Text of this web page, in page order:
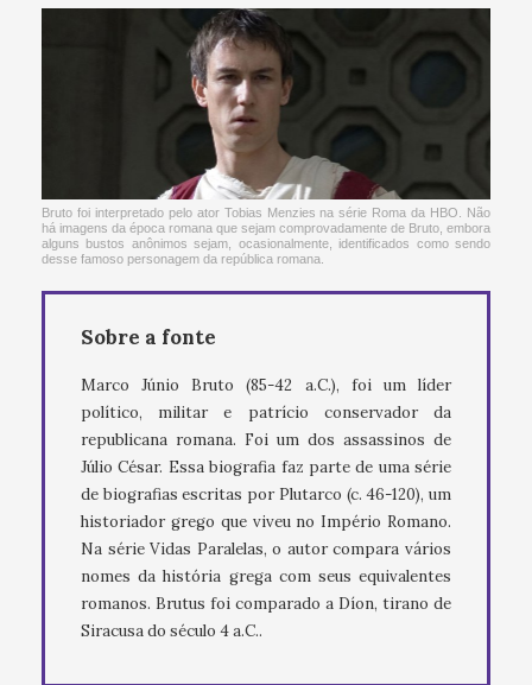
Bruto foi interpretado pelo ator Tobias Menzies na série Roma da HBO. Não
há imagens da época romana que sejam comprovadamente de Bruto, embora
alguns bustos anônimos sejam, ocasionalmente, identificados como sendo
desse famoso personagem da república romana.
Sobre a fonte
Marco Júnio Bruto (85-42 a.C.), foi um líder
político, militar e patrício conservador da
republicana romana. Foi um dos assassinos de
Júlio César. Essa biografia faz parte de uma série
de biografias escritas por Plutarco (c. 46-120), um
historiador grego que viveu no Império Romano.
Na série Vidas Paralelas, o autor compara vários
nomes da história grega com seus equivalentes
romanos. Brutus foi comparado a Díon, tirano de
Siracusa do século 4 a.C..